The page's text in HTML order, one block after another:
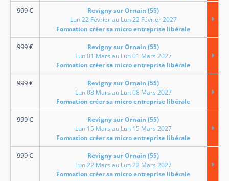
999€
Revigny sur Ornain (55)
Lun 22 Février au Lun 22 Février 2027
Formation créer sa micro entreprise libérale
999€
Revigny sur Ornain (55)
Lun 01 Mars au Lun 01 Mars 2027
Formation créer sa micro entreprise libérale
999€
Revigny sur Ornain (55)
Lun 08 Mars au Lun 08 Mars 2027
Formation créer sa micro entreprise libérale
999€
Revigny sur Ornain (55)
Lun 15 Mars au Lun 15 Mars 2027
Formation créer sa micro entreprise libérale
999€
Revigny sur Ornain (55)
Lun 22 Mars au Lun 22 Mars 2027
Formation créer sa micro entreprise libérale